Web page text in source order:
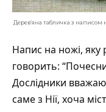
Дерев’яна табличка з написом
Напис на ножі, яку
говорить:
Дослідники
саме з Нії, хоча